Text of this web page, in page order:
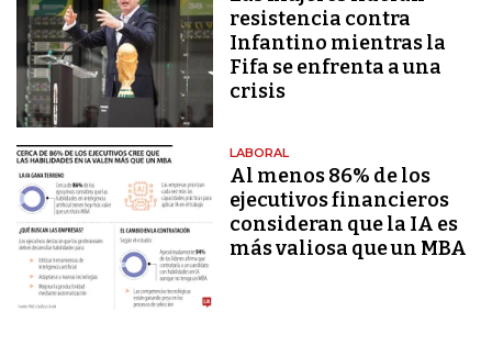
resistencia contra
Infantino mientras la
Fifa se enfrenta a una
crisis
LABORAL
Al menos 86% de los
ejecutivos financieros
consideran que la IA es
más valiosa que un MBA